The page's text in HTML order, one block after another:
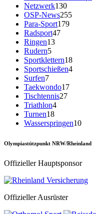
Netzwerk130
OSP-News255
Para-Sport179
Radsport47
Ringen13
Rudern5
Sportklettern18
Sportschießen4
Surfen7
Taekwondo17
Tischtennis27
Triathlon4
Turnen18
Wasserspringen10
Olympiastützpunkt NRW/Rheinland
Offizieller Hauptsponsor
Offizieller Ausrüster